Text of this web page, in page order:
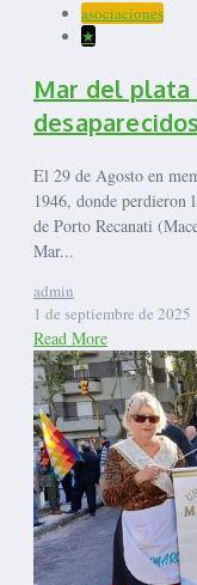
asociaciones
★
Mar del plata
El 29 de Agosto en
1946, donde perdieron
de Porto Recanati
Mar...
admin
1 de septiembre de 2025
Read More